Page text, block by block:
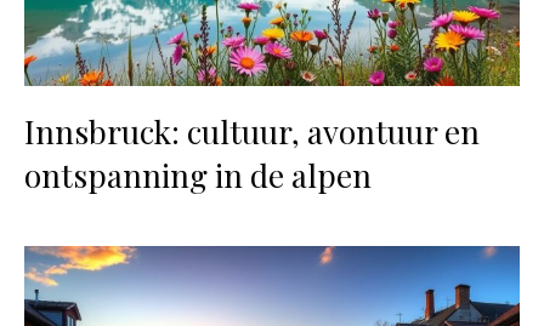
Innsbruck: cultuur, avontuur en
ontspanning in de alpen